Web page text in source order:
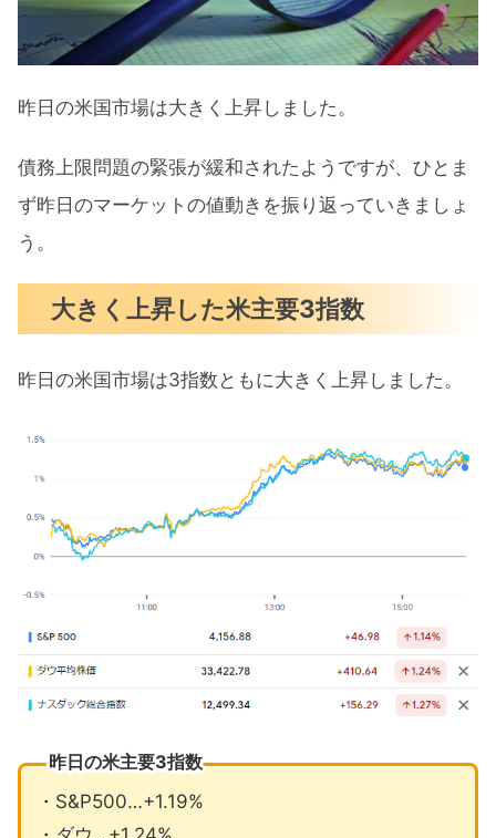
ゴールドマンAIに期待するも不確実性
マイクロソフトはAIを支配できるのか
5月の注目イベントについて
まとめ
昨日の米国市場は大きく上昇しました。
債務上限問題の緊張が緩和されたようですが、ひとま
ず昨日のマーケットの値動きを振り返っていきましょ
う。
大きく上昇した米主要3指数
昨日の米国市場は3指数ともに大きく上昇しました。
昨日の米主要3指数
・S&P500…+1.19%